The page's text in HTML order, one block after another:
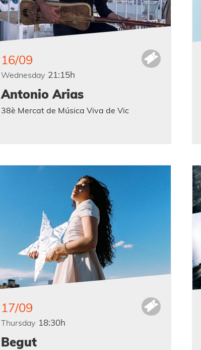
16/09
Wednesday 21:15h
Antonio Arias
38è Mercat de Música Viva de Vic
17/09
Thursday 18:30h
Begut